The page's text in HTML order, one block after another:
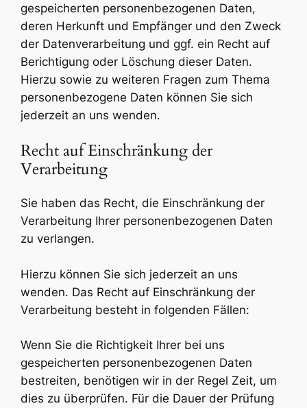
gespeicherten personenbezogenen Daten,
deren Herkunft und Empfänger und den Zweck
der Datenverarbeitung und ggf. ein Recht auf
Berichtigung oder Löschung dieser Daten.
Hierzu sowie zu weiteren Fragen zum Thema
personenbezogene Daten können Sie sich
jederzeit an uns wenden.
Recht auf Einschränkung der
Verarbeitung
Sie haben das Recht, die Einschränkung der
Verarbeitung Ihrer personenbezogenen Daten
zu verlangen.
Hierzu können Sie sich jederzeit an uns
wenden. Das Recht auf Einschränkung der
Verarbeitung besteht in folgenden Fällen:
Wenn Sie die Richtigkeit Ihrer bei uns
gespeicherten personenbezogenen Daten
bestreiten, benötigen wir in der Regel Zeit, um
dies zu überprüfen. Für die Dauer der Prüfung